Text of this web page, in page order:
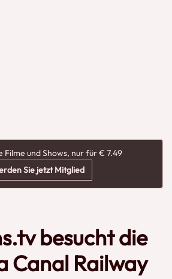
Filme und Shows, nur für € 7.49
Sie jetzt Mitglied
besucht die
Canal Railway